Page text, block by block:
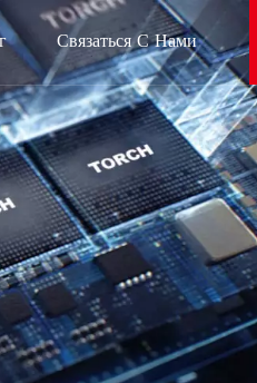
Связаться С Нами